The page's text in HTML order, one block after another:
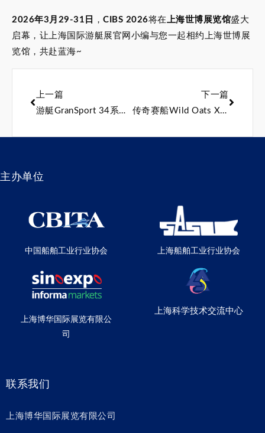
2026年3月29-31日 ， CIBS 2026将在 上海世博展览馆盛大
启幕，让上海国际游艇展官网小编与您一起相约上海世博展
览馆，共赴蓝海~
上一篇
游艇GranSport 34系列再获新订单，成功售出第二艘
下一篇
传奇赛船Wild Oats XI更名为Palm Beach XI，历经五个月重建即将重返赛场
主办单位
中国船舶工业行业协会
上海博华国际展览有限公
司
上海船舶工业行业协会
上海科学技术交流中心
联系我们
上海博华国际展览有限公司